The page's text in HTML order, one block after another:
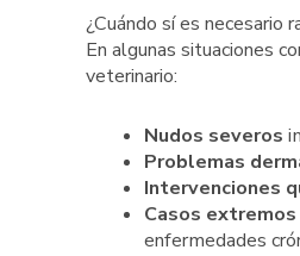
¿Cuándo sí es necesario
En algunas situaciones
veterinario:
Nudos severos
Problemas
Intervenciones
Casos
enfermedades